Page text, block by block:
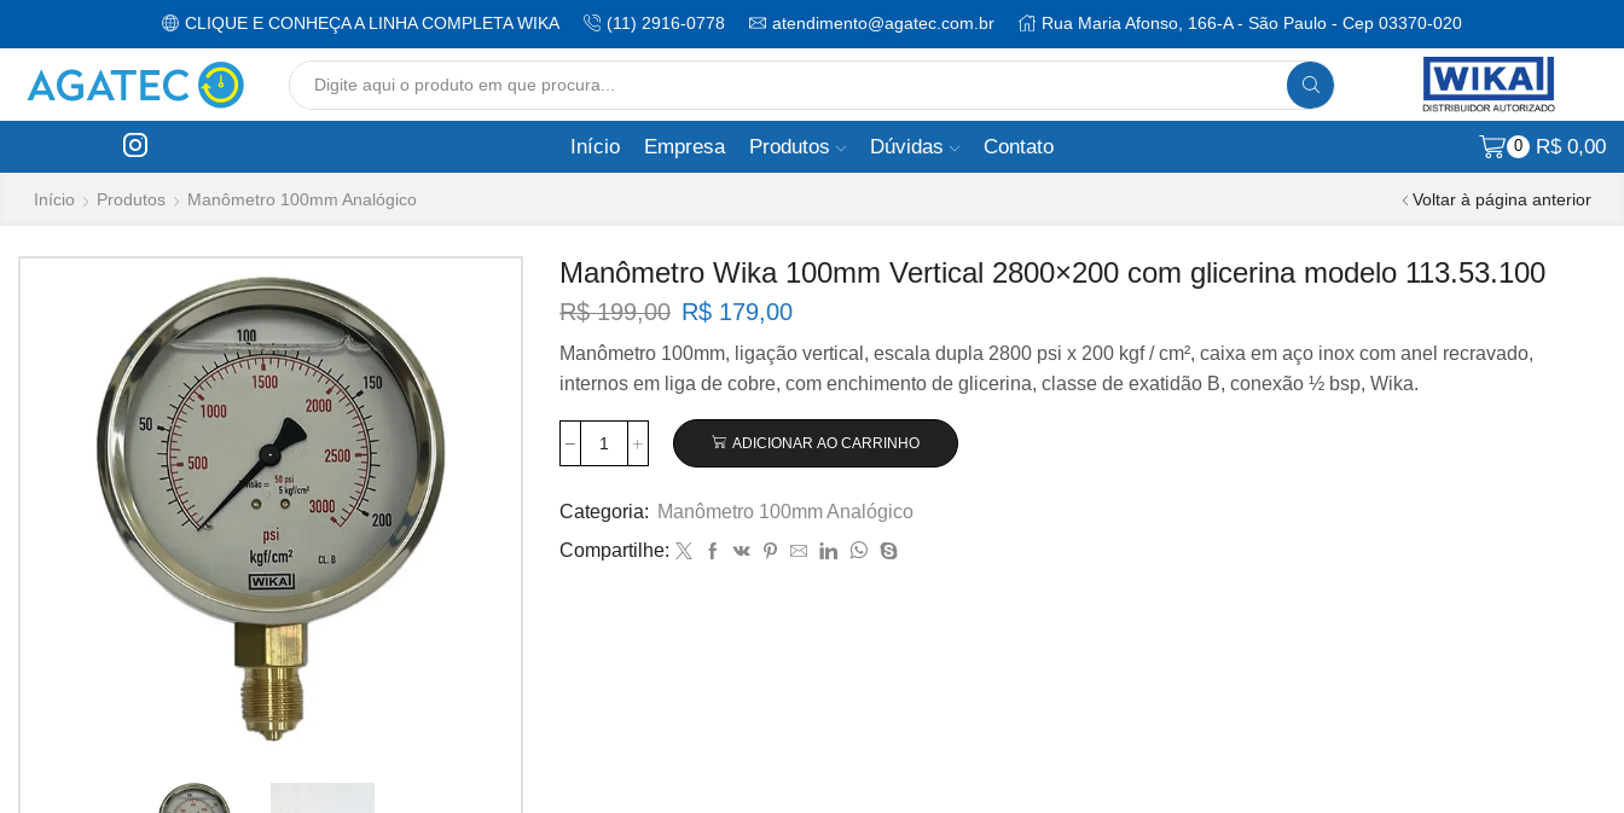
CLIQUE E CONHEÇA A LINHA COMPLETA WIKA (11) 2916-0778 atendimento@agatec.com.br Rua Maria Afonso, 166-A - São Paulo - Cep 03370-020
input
Início Empresa Produtos Dúvidas Contato 0 R$0,00
Início Produtos Manômetro 100mm Analógico Voltar à página anterior
Manômetro Wika 100mm Vertical 2800×200 com glicerina modelo 113.53.100
R$199,00 O
original
era:
R$ 199,00.
R$ 179,00O
atual
é:
R$ 179,00.
Manômetro 100mm, ligação vertical, escala dupla 2800 psi x 200 kgf / cm², caixa em aço inox com anel recravado,
internos em liga de cobre, com enchimento de glicerina, classe de exatidão B, conexão ½ bsp, Wika.
Manômetro
100mm
Vertical
2800×200
ADICIONAR AO CARRINHO
Categoria: Manômetro 100mm Analógico
Compartilhe: